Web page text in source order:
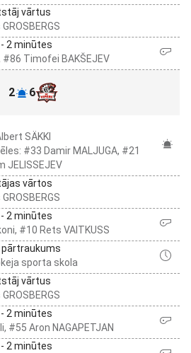
vārtus
2 minūtes
#86 Timofei BAKŠEJEV
2 6
SÄKKI
#33 Damir MALJUGA, #21
JELISSEJEV
vārtos
2 minūtes
#10 Rets VAITKUSS
sporta skola
vārtus
2 minūtes
#55 Aron NAGAPETJAN
2 minūtes